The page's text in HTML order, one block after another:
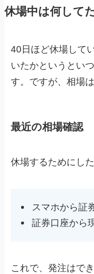
休場中は何して
40日ほど休場して
いたかというとい
す。ですが、相場
最近の相場確認
休場するためにし
スマホから証
証券口座から
これで、発注はでき